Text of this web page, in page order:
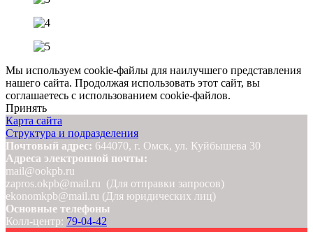
Мы используем cookie-файлы для наилучшего представления
нашего сайта. Продолжая использовать этот сайт, вы
соглашаетесь с использованием cookie-файлов.
Принять
Карта сайта
Структура и подразделения
Почтовый адрес: 644070, г. Омск, ул. Куйбышева 30
Адреса электронной почты:
mail@ookpb.ru
zapros.okpb@mail.ru (Для отправки запросов)
ekonomkpb@mail.ru (Для юридических лиц)
Основные телефоны
Колл-центр: 79-04-42